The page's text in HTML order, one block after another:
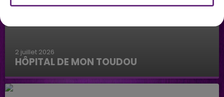
2 juillet 2026
HÔPITAL DE MON TOUDOU
Hôpital de mon Toudou